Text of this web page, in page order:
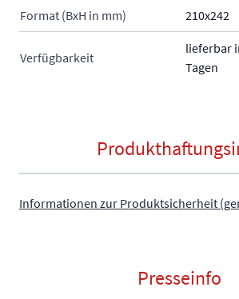
Format (BxH in mm) 210x242
Verfügbarkeit
lieferbar
Tagen
Informationen zur Produktsicherheit
Presseinfo